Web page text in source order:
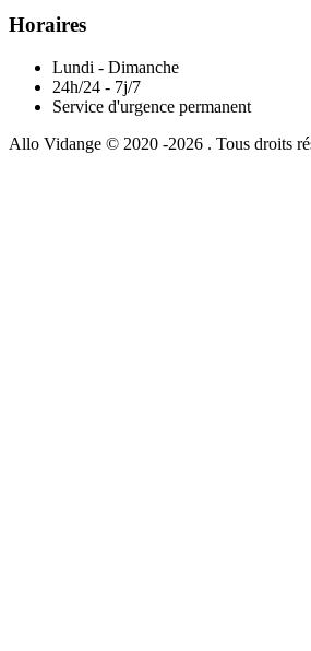
Horaires
Lundi - Dimanche
24h/24 - 7j/7
Service d'urgence permanent
Allo Vidange © 2020 -2026 . Tous droits